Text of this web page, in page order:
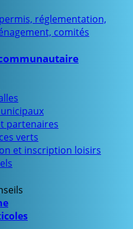
réglementation,
comités
partenaires
verts
et inscription loisirs